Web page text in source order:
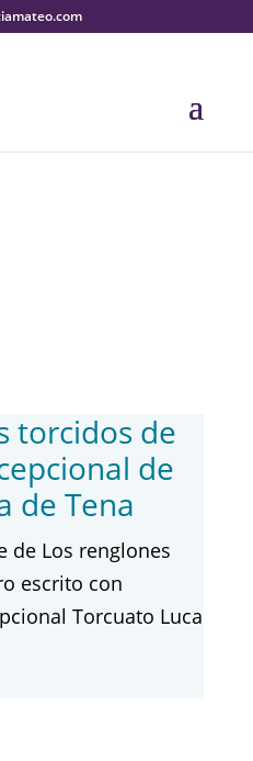
torcidos de
de
de Tena
de Los renglones
escrito con
Torcuato Luca